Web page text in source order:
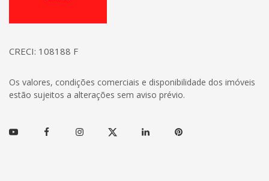
CRECI: 108188 F
Os valores, condições comerciais e disponibilidade dos imóveis
estão sujeitos a alterações sem aviso prévio.
Youtube FacebookInstagramTwitter Linkedin Pinterest